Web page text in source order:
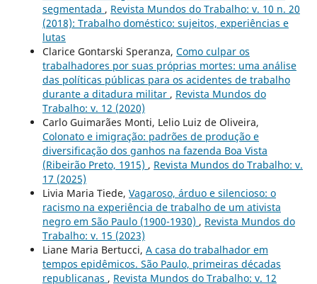
segmentada , Revista Mundos do Trabalho: v. 10 n. 20
(2018): Trabalho doméstico: sujeitos, experiências e
lutas
Clarice Gontarski Speranza, Como culpar os
trabalhadores por suas próprias mortes: uma análise
das políticas públicas para os acidentes de trabalho
durante a ditadura militar , Revista Mundos do
Trabalho: v. 12 (2020)
Carlo Guimarães Monti, Lelio Luiz de Oliveira,
Colonato e imigração: padrões de produção e
diversificação dos ganhos na fazenda Boa Vista
(Ribeirão Preto, 1915) , Revista Mundos do Trabalho: v.
17 (2025)
Livia Maria Tiede, Vagaroso, árduo e silencioso: o
racismo na experiência de trabalho de um ativista
negro em São Paulo (1900-1930) , Revista Mundos do
Trabalho: v. 15 (2023)
Liane Maria Bertucci, A casa do trabalhador em
tempos epidêmicos. São Paulo, primeiras décadas
republicanas , Revista Mundos do Trabalho: v. 12